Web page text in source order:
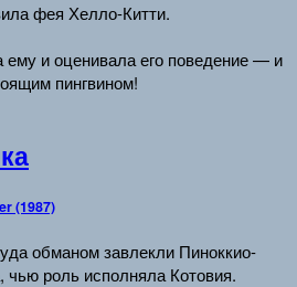
фея Хелло-Китти.
ему и оценивала его поведение — и
пингвином!
(1987)
обманом завлекли Пиноккио-
роль исполняла Котовия.